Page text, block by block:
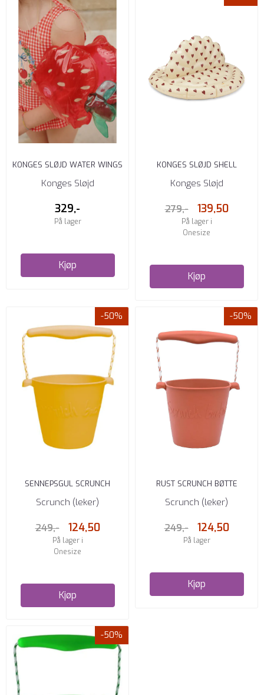
KONGES SLØJD WATER WINGS
STRAWBERRY
Konges Sløjd
329,-
På lager
Kjøp
KONGES SLØJD SHELL
SPRINKLER MON AMOUR
Konges Sløjd
279,- 139,50
På lager i
Onesize
Kjøp
-50%
SENNEPSGUL SCRUNCH
BØTTE
Scrunch (leker)
249,- 124,50
På lager i
Onesize
Kjøp
-50%
RUST SCRUNCH BØTTE
Scrunch (leker)
249,- 124,50
På lager
Kjøp
-50%